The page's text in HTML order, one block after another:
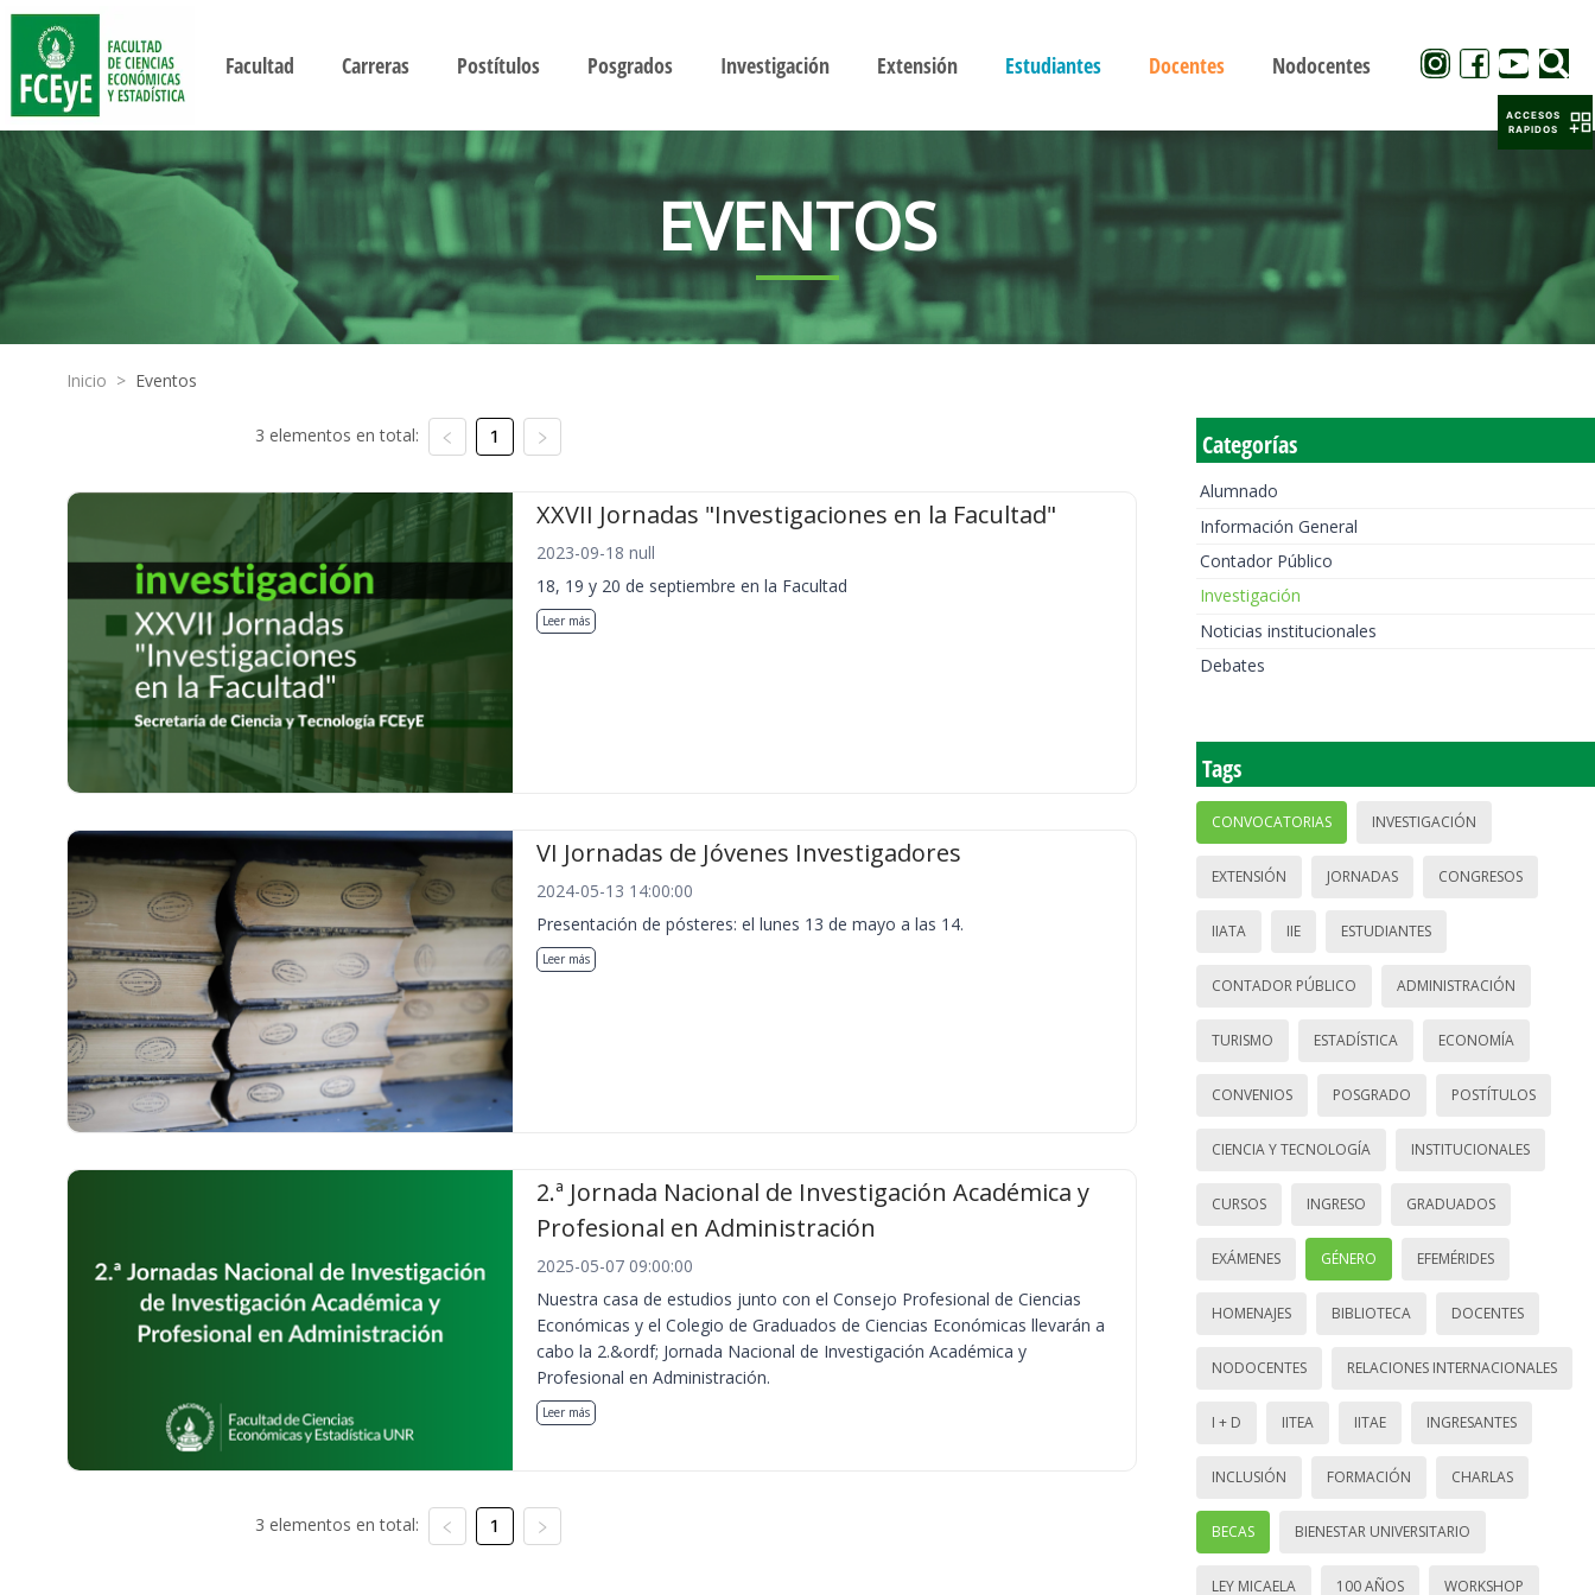
Facultad Carreras Postítulos Posgrados Investigación Extensión Estudiantes Docentes Nodocentes
EVENTOS
Inicio > Eventos
3 elementos en total: 1
XXVII Jornadas "Investigaciones en la Facultad"
2023-09-18 null
18, 19 y 20 de septiembre en la Facultad
Leer más
VI Jornadas de Jóvenes Investigadores
2024-05-13 14:00:00
Presentación de pósteres: el lunes 13 de mayo a las 14.
Leer más
2.ª Jornada Nacional de Investigación Académica y
Profesional en Administración
2025-05-07 09:00:00
Nuestra casa de estudios junto con el Consejo Profesional de Ciencias
Económicas y el Colegio de Graduados de Ciencias Económicas llevarán a
cabo la 2.&ordf; Jornada Nacional de Investigación Académica y
Profesional en Administración.
Leer más
3 elementos en total: 1
Categorías
Alumnado
Información General
Contador Público
Investigación
Noticias institucionales
Debates
Tags
CONVOCATORIAS INVESTIGACIÓN
EXTENSIÓN JORNADAS CONGRESOS
IIATA IIE ESTUDIANTES
CONTADOR PÚBLICO ADMINISTRACIÓN
TURISMO ESTADÍSTICA ECONOMÍA
CONVENIOS POSGRADO POSTÍTULOS
CIENCIA Y TECNOLOGÍA INSTITUCIONALES
CURSOS INGRESO GRADUADOS
EXÁMENES GÉNERO EFEMÉRIDES
HOMENAJES BIBLIOTECA DOCENTES
NODOCENTES RELACIONES INTERNACIONALES
I + D IITEA IITAE INGRESANTES
INCLUSIÓN FORMACIÓN CHARLAS
BECAS BIENESTAR UNIVERSITARIO
LEY MICAELA 100 AÑOS WORKSHOP
ACCESOS
RAPIDOS